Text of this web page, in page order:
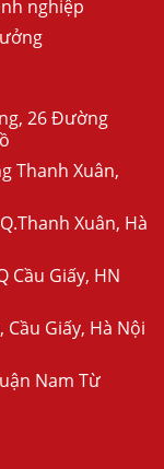
nghiệp
26 Đường
Thanh Xuân,
Xuân, Hà
Cầu Giấy, HN
Cầu Giấy, Hà Nội
Nam Từ